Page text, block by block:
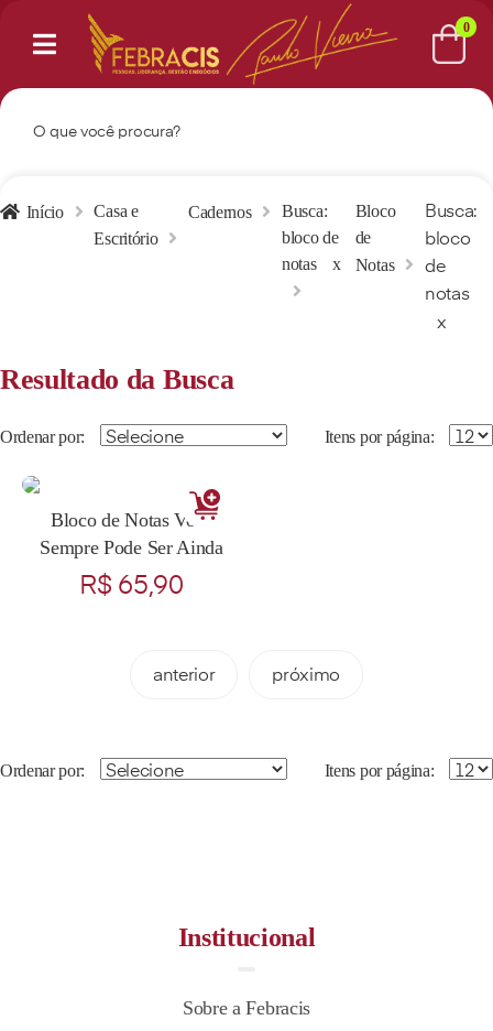
0
Início
Casa e
Escritório
Cadernos
Busca:
bloco de
notas
x
Bloco
de
Notas
Busca:
bloco
de
notas
x
Resultado da Busca
Ordenar por: Itens por página:
Bloco de Notas Você
Sempre Pode Ser Ainda
Melhor
R$ 65,90
anterior próximo
Ordenar por: Itens por página:
Institucional
Sobre a Febracis